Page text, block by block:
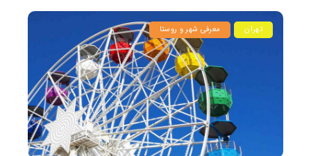
تهران معرفی شهر و روستا